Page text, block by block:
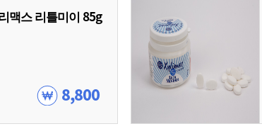
맥스 리틀미이 85g
8,800